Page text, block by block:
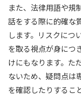
また、法律用語や規
話をする際に的確な
します。リスクにつ
を取る視点が身につ
けにもなります。た
ないため、疑問点は
を確認したりするこ